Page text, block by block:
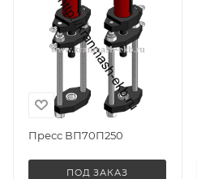
Пресс ВП70П250
ПОД ЗАКАЗ